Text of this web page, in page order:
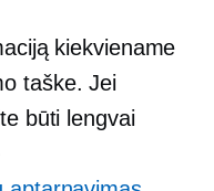
kiekviename
taške. Jei
būti lengvai